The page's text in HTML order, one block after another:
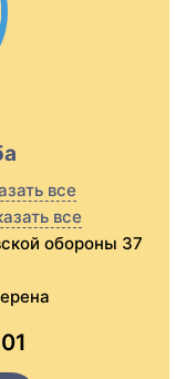
все
все
обороны 37